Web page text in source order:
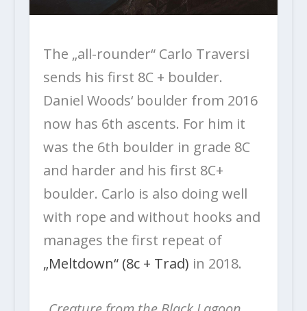
The „all-rounder“ Carlo Traversi
sends his first 8C + boulder.
Daniel Woods‘ boulder from 2016
now has 6th ascents. For him it
was the 6th boulder in grade 8C
and harder and his first 8C+
boulder. Carlo is also doing well
with rope and without hooks and
manages the first repeat of
„Meltdown“ (8c + Trad) in 2018.